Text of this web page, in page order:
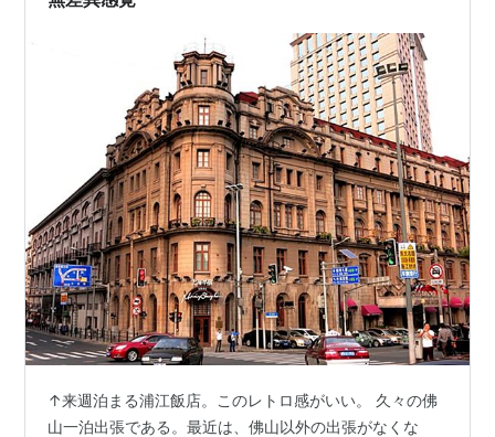
↑来週泊まる浦江飯店。このレトロ感がいい。 久々の佛
山一泊出張である。最近は、佛山以外の出張がなくな